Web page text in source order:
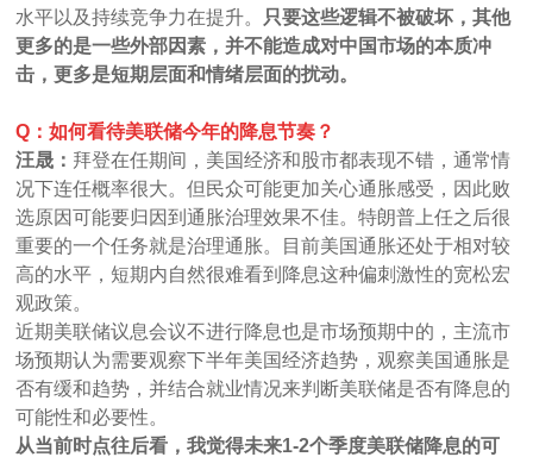
水平以及持续竞争力在提升。 只要这些逻辑不被破坏，其他
更多的是一些外部因素，并不能造成对中国市场的本质冲
击，更多是短期层面和情绪层面的扰动。
Q：如何看待美联储今年的降息节奏？
汪晟： 拜登在任期间，美国经济和股市都表现不错，通常情
况下连任概率很大。但民众可能更加关心通胀感受，因此败
选原因可能要归因到通胀治理效果不佳。特朗普上任之后很
重要的一个任务就是治理通胀。目前美国通胀还处于相对较
高的水平，短期内自然很难看到降息这种偏刺激性的宽松宏
观政策。
近期美联储议息会议不进行降息也是市场预期中的，主流市
场预期认为需要观察下半年美国经济趋势，观察美国通胀是
否有缓和趋势，并结合就业情况来判断美联储是否有降息的
可能性和必要性。
从当前时点往后看，我觉得未来1-2个季度美联储降息的可